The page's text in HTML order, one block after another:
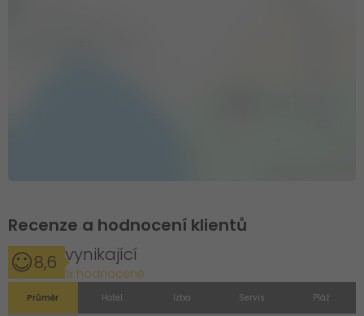
Recenze a hodnocení klientů
8,6 vynikající
1x hodnocené
Průměr Hotel Izba Servis Pláž